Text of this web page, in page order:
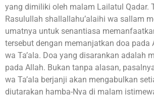
yang dimiliki oleh malam Lailatul Qadar.
Rasulullah shallallahu’alaihi wa sallam
umatnya untuk senantiasa
tersebut dengan memanjatkan doa pada
wa Ta’ala. Doa yang disarankan adalah
pada Allah. Bukan tanpa alasan,
wa Ta’ala berjanji akan mengabulkan
diutarakan hamba-Nya di malam